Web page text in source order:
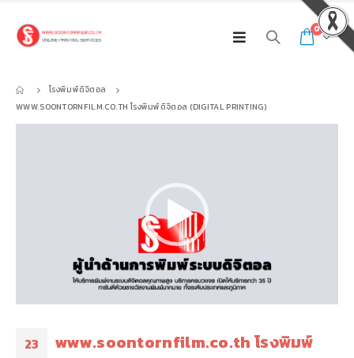
0
โรงพิมพ์ดิจิตอล
WWW.SOONTORNFILM.CO.TH โรงพิมพ์ดิจิตอล (DIGITAL PRINTING)
ตัว
23
www.soontornfilm.co.th โรงพิมพ์